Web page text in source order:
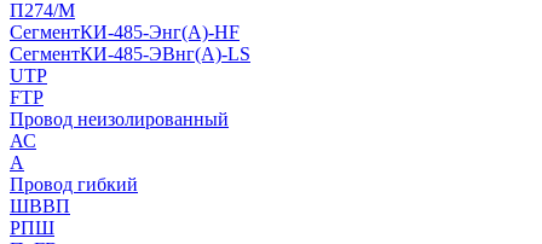
П274/М
СегментКИ-485-Энг(А)-HF
СегментКИ-485-ЭВнг(А)-LS
UTP
FTP
Провод неизолированный
АС
А
Провод гибкий
ШВВП
РПШ